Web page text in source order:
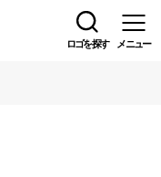
ロゴを探す メニュー